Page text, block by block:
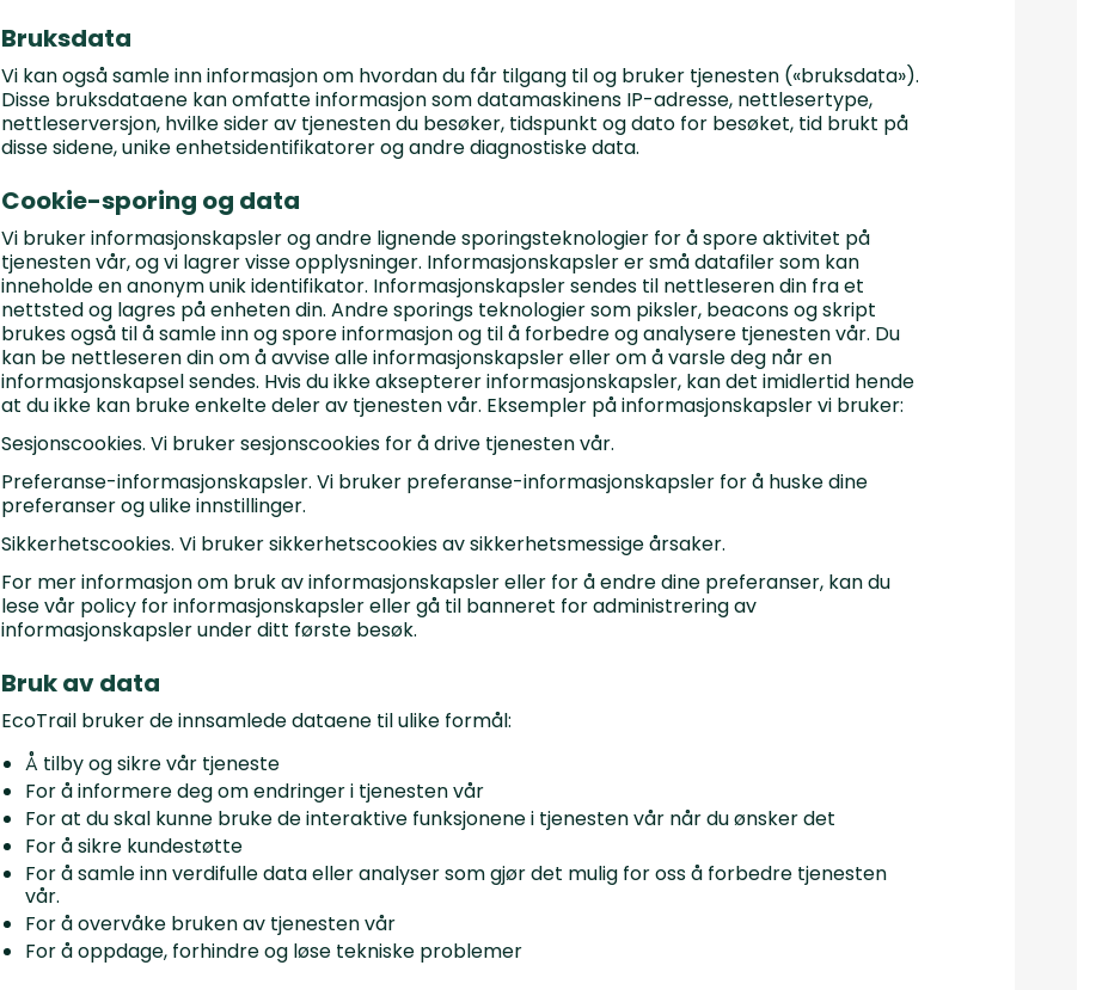
Bruksdata
Vi kan også samle inn informasjon om hvordan du får tilgang til og bruker tjenesten («bruksdata»).
Disse bruksdataene kan omfatte informasjon som datamaskinens IP-adresse, nettlesertype,
nettleserversjon, hvilke sider av tjenesten du besøker, tidspunkt og dato for besøket, tid brukt på
disse sidene, unike enhetsidentifikatorer og andre diagnostiske data.
Cookie-sporing og data
Vi bruker informasjonskapsler og andre lignende sporingsteknologier for å spore aktivitet på
tjenesten vår, og vi lagrer visse opplysninger. Informasjonskapsler er små datafiler som kan
inneholde en anonym unik identifikator. Informasjonskapsler sendes til nettleseren din fra et
nettsted og lagres på enheten din. Andre sporings teknologier som piksler, beacons og skript
brukes også til å samle inn og spore informasjon og til å forbedre og analysere tjenesten vår. Du
kan be nettleseren din om å avvise alle informasjonskapsler eller om å varsle deg når en
informasjonskapsel sendes. Hvis du ikke aksepterer informasjonskapsler, kan det imidlertid hende
at du ikke kan bruke enkelte deler av tjenesten vår. Eksempler på informasjonskapsler vi bruker:
Sesjonscookies. Vi bruker sesjonscookies for å drive tjenesten vår.
Preferanse-informasjonskapsler. Vi bruker preferanse-informasjonskapsler for å huske dine
preferanser og ulike innstillinger.
Sikkerhetscookies. Vi bruker sikkerhetscookies av sikkerhetsmessige årsaker.
For mer informasjon om bruk av informasjonskapsler eller for å endre dine preferanser, kan du
lese vår policy for informasjonskapsler eller gå til banneret for administrering av
informasjonskapsler under ditt første besøk.
Bruk av data
EcoTrail bruker de innsamlede dataene til ulike formål:
Å tilby og sikre vår tjeneste
For å informere deg om endringer i tjenesten vår
For at du skal kunne bruke de interaktive funksjonene i tjenesten vår når du ønsker det
For å sikre kundestøtte
For å samle inn verdifulle data eller analyser som gjør det mulig for oss å forbedre tjenesten
vår.
For å overvåke bruken av tjenesten vår
For å oppdage, forhindre og løse tekniske problemer